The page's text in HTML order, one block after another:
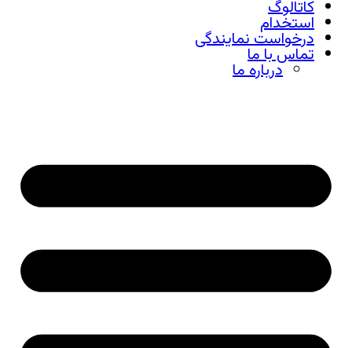
کاتالوگ
استخدام
درخواست نمایندگی
تماس با ما
درباره ما